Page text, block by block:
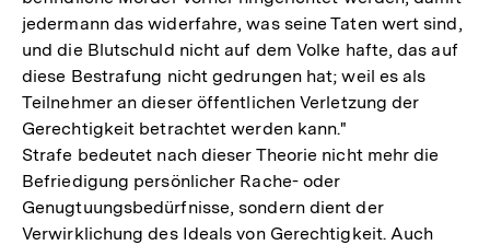
jedermann das widerfahre, was seine Taten wert sind,
und die Blutschuld nicht auf dem Volke hafte, das auf
diese Bestrafung nicht gedrungen hat; weil es als
Teilnehmer an dieser öffentlichen Verletzung der
Gerechtigkeit betrachtet werden kann."
Strafe bedeutet nach dieser Theorie nicht mehr die
Befriedigung persönlicher Rache- oder
Genugtuungsbedürfnisse, sondern dient der
Verwirklichung des Ideals von Gerechtigkeit. Auch